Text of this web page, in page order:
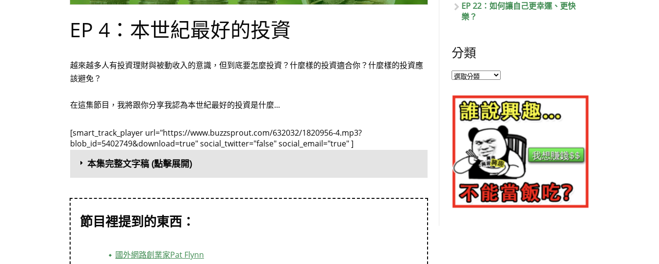
EP 4：本世紀最好的投資
越來越多人有投資理財與被動收入的意識，但到底要怎麼投資？什麼樣的投資適合你？什麼樣的投資應
該避免？
在這集節目，我將跟你分享我認為本世紀最好的投資是什麼...
[smart_track_player url="https://www.buzzsprout.com/632032/1820956-4.mp3?
blob_id=5402749&download=true" social_twitter="false" social_email="true" ]
本集完整文字稿 (點擊展開)
節目裡提到的東西：
國外網路創業家Pat Flynn
EP 22：如何讓自己更幸運、更快
樂？
分類